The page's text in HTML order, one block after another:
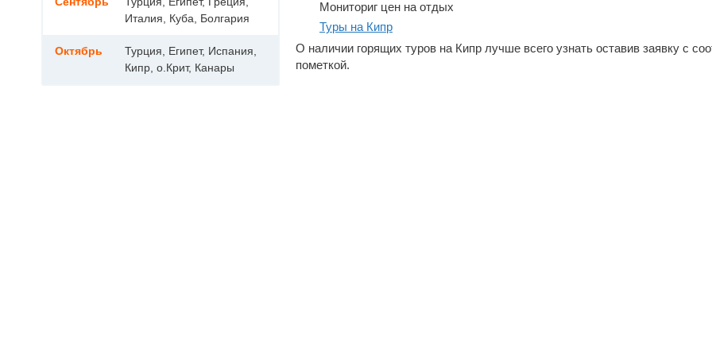
Мониториг цен на отдых
Туры на Кипр
О наличии горящих туров на Кипр лучше всего узнать оставив заявку с
пометкой.
Италия, Куба, Болгария
Октябрь
Турция, Египет, Испания,
Кипр, о.Крит, Канары